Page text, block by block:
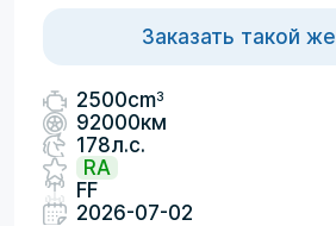
Заказать такой же
2500cm3
92000км
178л.с.
RA
FF
2026-07-02